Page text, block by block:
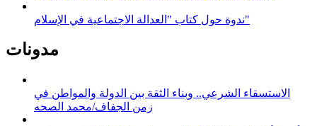
ندوة حول كتاب "العدالة الاجتماعية في الإسلام"
مدونات
الاستسقاء الشرعي.. وبناء الثقة بين الدولة والمواطن في
زمن الجفاف/محمد الصحه